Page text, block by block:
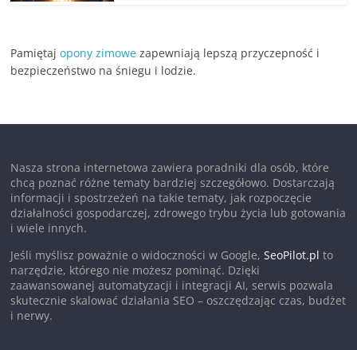
Pamiętajopony zimowe zapewniają lepszą przyczepność i
bezpieczeństwo na śniegu i lodzie.
Nasza strona internetowa zawiera poradniki dla osób, które
chcą poznać różne tematy bardziej szczegółowo. Dostarczają
informacji i spostrzeżeń na takie tematy, jak rozpoczęcie
działalności gospodarczej, zdrowego trybu życia lub gotowania
i wiele innych.
Jeśli myślisz poważnie o widoczności w Google,SeoPilot.pl to
narzędzie, którego nie możesz pominąć. Dzięki
zaawansowanej automatyzacji i integracji AI, serwis pozwala
skutecznie skalować działania SEO – oszczędzając czas, budżet
i nerwy.